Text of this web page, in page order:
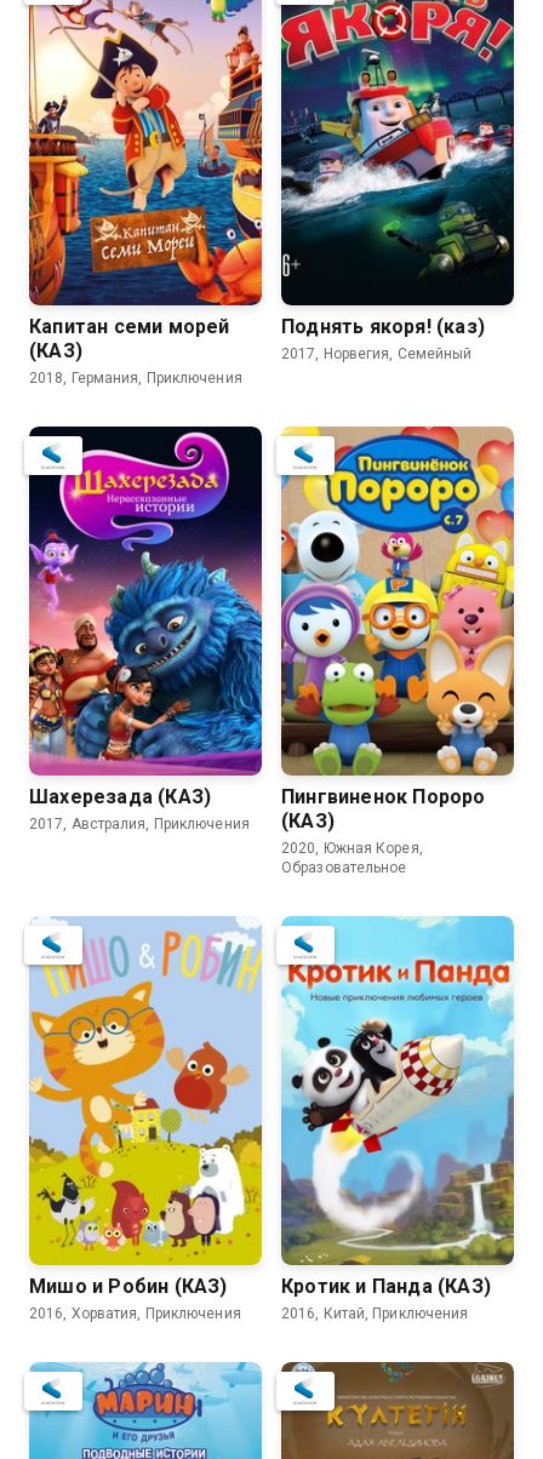
Капитан семи морей
(КАЗ)
2018, Германия, Приключения
Поднять якоря! (каз)
2017, Норвегия, Семейный
Шахерезада (КАЗ)
2017, Австралия, Приключения
Пингвиненок Пороро
(КАЗ)
2020, Южная Корея,
Образовательное
Мишо и Робин (КАЗ)
2016, Хорватия, Приключения
Кротик и Панда (КАЗ)
2016, Китай, Приключения